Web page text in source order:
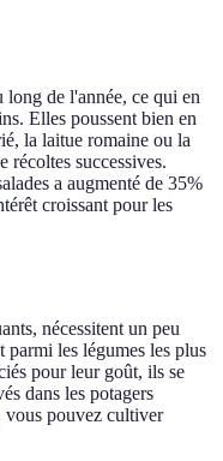
long de l'année, ce qui en
Elles poussent bien en
la laitue romaine ou la
récoltes successives.
a augmenté de 35%
croissant pour les
nécessitent un peu
parmi les légumes les plus
pour leur goût, ils se
dans les potagers
vous pouvez cultiver